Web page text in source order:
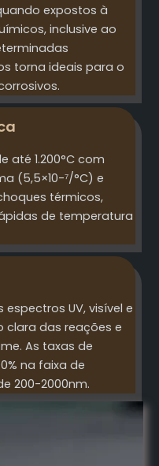
expostos à
inclusive ao
torna ideais para o
até 1.200°C com
(5,5×10-⁷/°C) e
térmicos,
de temperatura
UV, visível e
clara das reações e
As taxas de
na faixa de
200-2000nm.